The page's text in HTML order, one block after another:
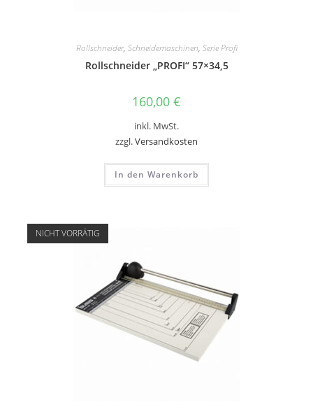
Rollschneider, Schneidemaschinen, Serie Profi
Rollschneider „PROFI“ 57×34,5
160,00 €
inkl. MwSt.
zzgl.Versandkosten
In den Warenkorb
NICHT VORRÄTIG